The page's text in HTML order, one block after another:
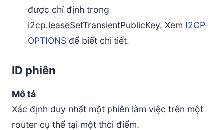
được chỉ định trong
i2cp.leaseSetTransientPublicKey. Xem I2CP-
OPTIONS để biết chi tiết.
ID phiên
Mô tả
Xác định duy nhất một phiên làm việc trên một
router cụ thể tại một thời điểm.